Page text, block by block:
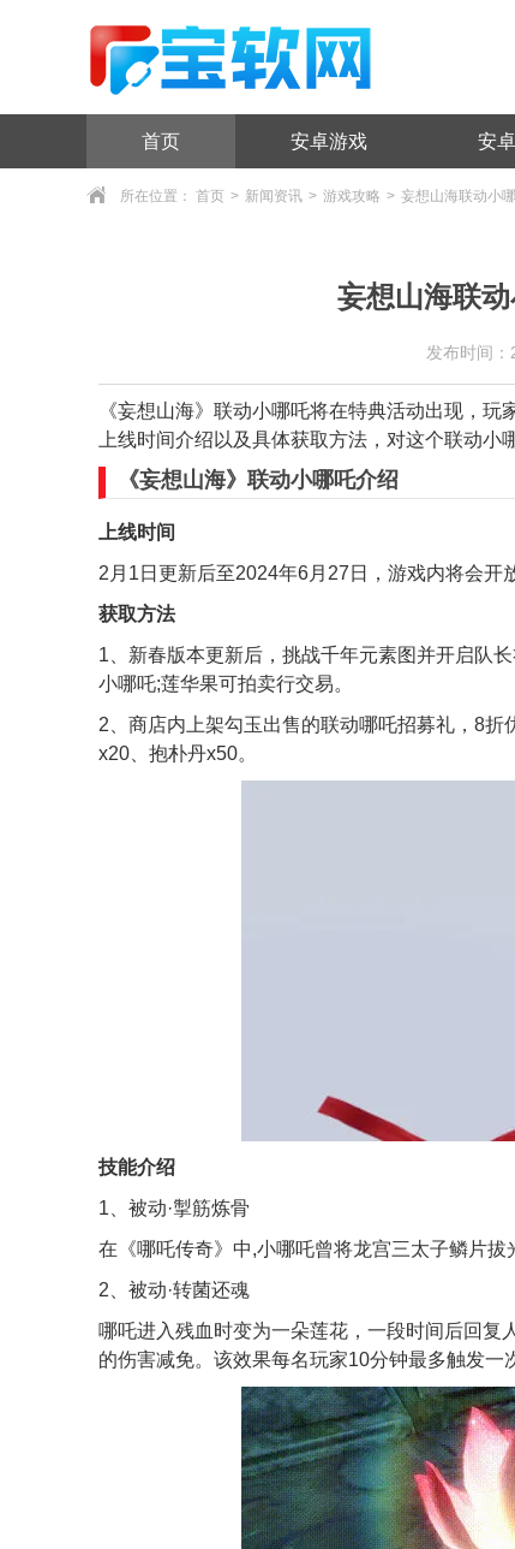
首页 安卓游戏 安
所在位置： 首页 > 新闻资讯 > 游戏攻略 > 妄想山海联动小
妄想山海联
发布时间
《妄想山海》联动小哪吒将在特典活动出现，
上线时间介绍以及具体获取方法，对这个联动小
《妄想山海》联动小哪吒介绍
上线时间
2月1日更新后至2024年6月27日，游戏内将会
获取方法
1、新春版本更新后，挑战千年元素图并开启队
小哪吒;莲华果可拍卖行交易。
2、商店内上架勾玉出售的联动哪吒招募礼，8
x20、抱朴丹x50。
技能介绍
1、被动·掣筋炼骨
在《哪吒传奇》中,小哪吒曾将龙宫三太子鳞片拔
2、被动·转菌还魂
哪吒进入残血时变为一朵莲花，一段时间后回复
的伤害减免。该效果每名玩家10分钟最多触发一